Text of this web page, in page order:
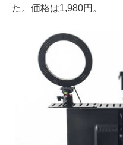
た。価格は1,980円。